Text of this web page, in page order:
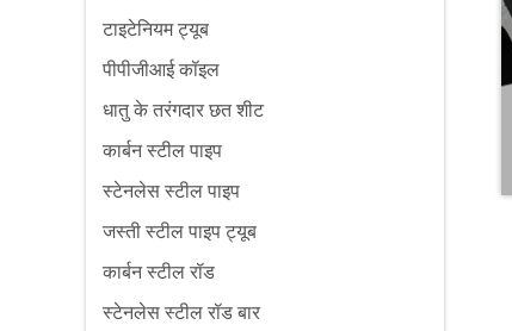
टाइटेनियम ट्यूब
पीपीजीआई कॉइल
धातु के तरंगदार छत शीट
कार्बन स्टील पाइप
स्टेनलेस स्टील पाइप
जस्ती स्टील पाइप ट्यूब
कार्बन स्टील रॉड
स्टेनलेस स्टील रॉड बार